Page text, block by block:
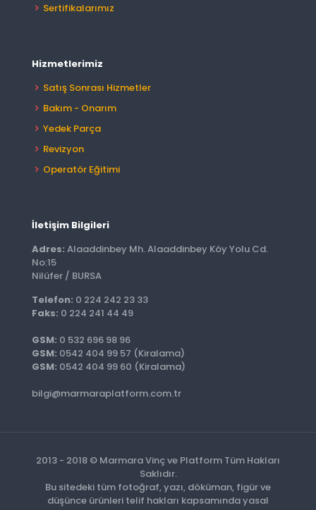
Sertifikalarımız
Hizmetlerimiz
Satış Sonrası Hizmetler
Bakım - Onarım
Yedek Parça
Revizyon
Operatör Eğitimi
İletişim Bilgileri
Adres: Alaaddinbey Mh. Alaaddinbey Köy Yolu Cd.
No:15
Nilüfer / BURSA
Telefon: 0 224 242 23 33
Faks: 0 224 241 44 49
GSM: 0 532 696 98 96
GSM: 0542 404 99 57 (Kiralama)
GSM: 0542 404 99 60 (Kiralama)
bilgi@marmaraplatform.com.tr
2013 - 2018 © Marmara Vinç ve Platform Tüm Hakları
Saklıdır.
Bu sitedeki tüm fotoğraf, yazı, döküman, figür ve
düşünce ürünleri telif hakları kapsamında yasal